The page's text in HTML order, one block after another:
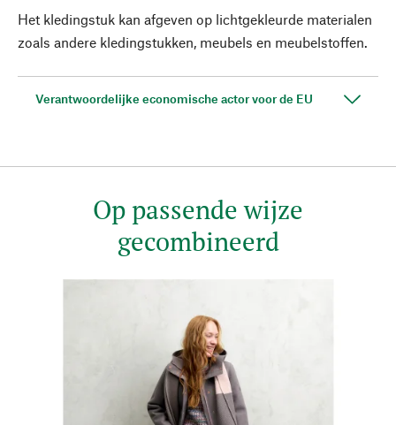
Het kledingstuk kan afgeven op lichtgekleurde materialen
zoals andere kledingstukken, meubels en meubelstoffen.
Verantwoordelijke economische actor voor de EU
Op passende wijze
gecombineerd